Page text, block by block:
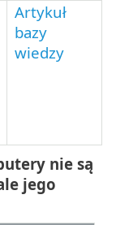
Artykuł
bazy
wiedzy
nie są
jego